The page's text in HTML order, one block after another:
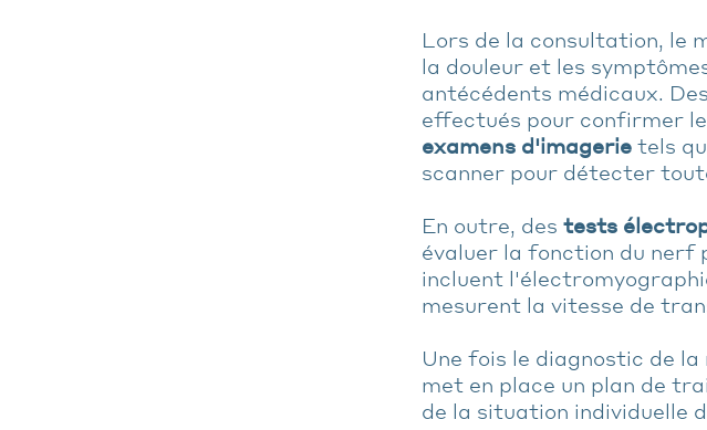
Lors de la consultation, le
la douleur et les
antécédents médicaux. Des
effectués pour confirmer
examens d'imagerie tels
scanner pour détecter
En outre, des tests
évaluer la fonction du nerf
incluent
mesurent la vitesse de
Une fois le diagnostic de
met en place un plan de
de la situation individuelle